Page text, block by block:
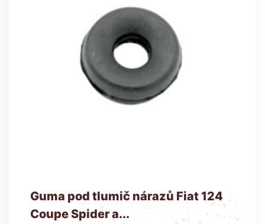
Guma pod tlumič nárazů Fiat 124
Coupe Spider a...